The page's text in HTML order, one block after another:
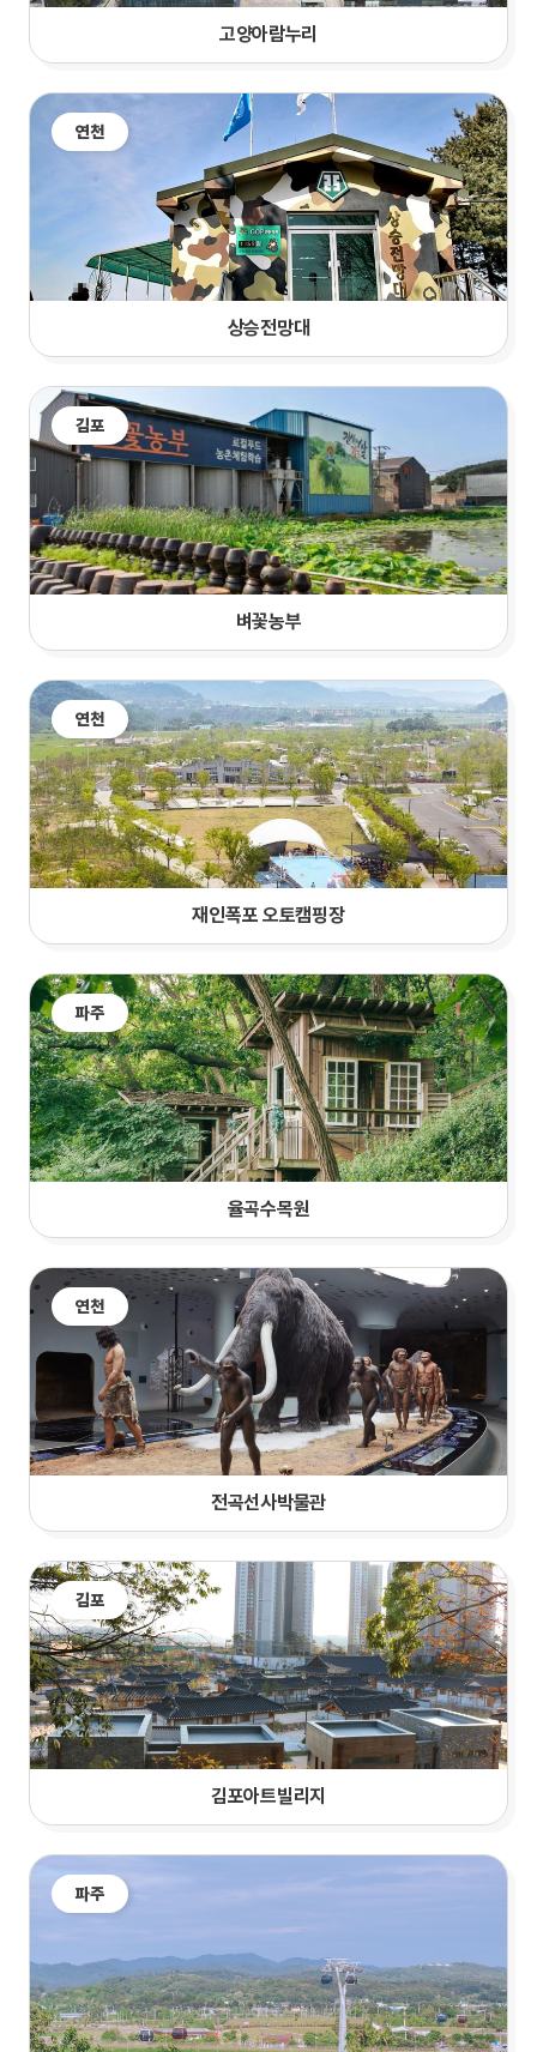
고양아람누리
연천
상승전망대
김포
벼꽃농부
연천
재인폭포 오토캠핑장
파주
율곡수목원
연천
전곡선사박물관
김포
김포아트빌리지
파주